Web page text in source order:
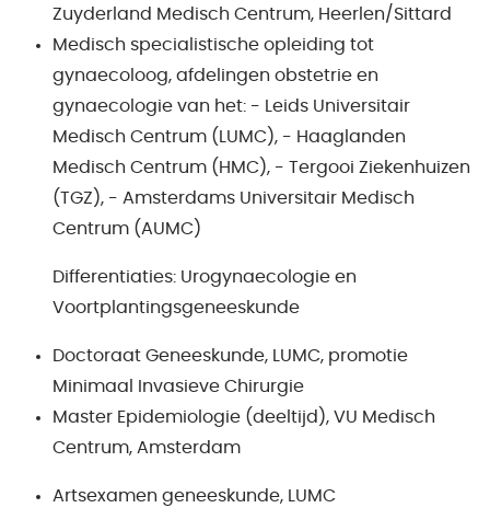
Zuyderland Medisch Centrum, Heerlen/Sittard
Medisch specialistische opleiding tot
gynaecoloog, afdelingen obstetrie en
gynaecologie van het: - Leids Universitair
Medisch Centrum (LUMC), - Haaglanden
Medisch Centrum (HMC), - Tergooi Ziekenhuizen
(TGZ), - Amsterdams Universitair Medisch
Centrum (AUMC)
Differentiaties: Urogynaecologie en
Voortplantingsgeneeskunde
Doctoraat Geneeskunde, LUMC, promotie
Minimaal Invasieve Chirurgie
Master Epidemiologie (deeltijd), VU Medisch
Centrum, Amsterdam
Artsexamen geneeskunde, LUMC